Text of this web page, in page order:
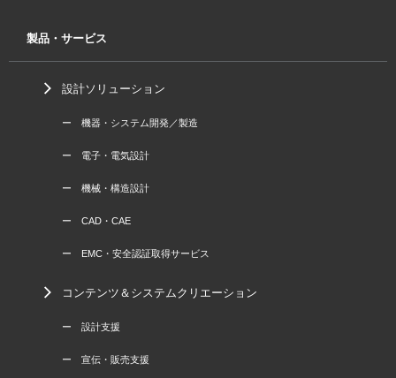
製品・サービス
設計ソリューション
ー 機器・システム開発／製造
ー 電子・電気設計
ー 機械・構造設計
ー CAD・CAE
ー EMC・安全認証取得サービス
コンテンツ＆システムクリエーション
ー 設計支援
ー 宣伝・販売支援